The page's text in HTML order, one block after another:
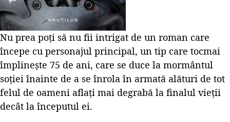
Nu prea poți să nu fii intrigat de un roman care
începe cu personajul principal, un tip care tocmai
împlinește 75 de ani, care se duce la mormântul
soției înainte de a se înrola în armată alături de tot
felul de oameni aflați mai degrabă la finalul vieții
decât la începutul ei.